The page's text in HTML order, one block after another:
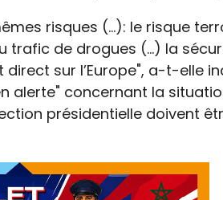
risques (…): le risque
trafic de drogues (…) la
sur l’Europe", a-t-elle
alerte" concernant la
présidentielle doivent